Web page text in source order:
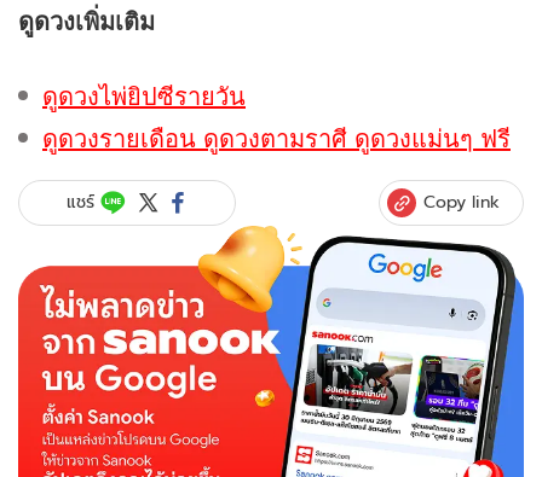
ดูดวงเพิ่มเติม
ดูดวงไพ่ยิปซีรายวัน
ดูดวงรายเดือน ดูดวงตามราศี ดูดวงแม่นๆ ฟรี
แชร์ Copy link